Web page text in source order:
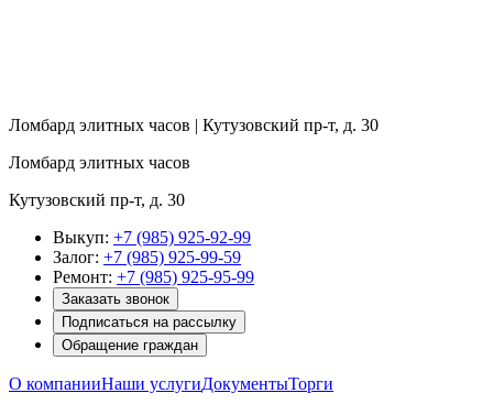
Ломбард элитных часов | Кутузовский пр-т, д. 30
Ломбард элитных часов
Кутузовский пр-т, д. 30
Выкуп: +7 (985) 925-92-99
Залог: +7 (985) 925-99-59
Ремонт: +7 (985) 925-95-99
Заказать звонок
Подписаться на рассылку
Обращение граждан
О компанииНаши услугиДокументыТорги